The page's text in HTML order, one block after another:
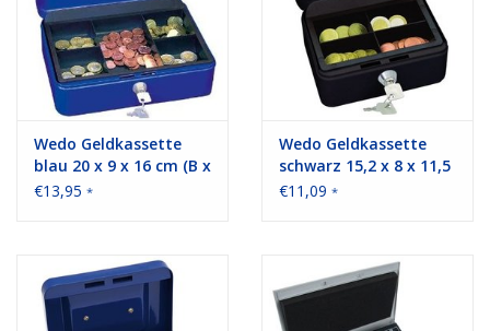
Wedo Geldkassette
blau 20 x 9 x 16 cm (B x
H x T)
€13,95 *
Wedo Geldkassette
schwarz 15,2 x 8 x 11,5
cm (B x H x T)
€11,09 *